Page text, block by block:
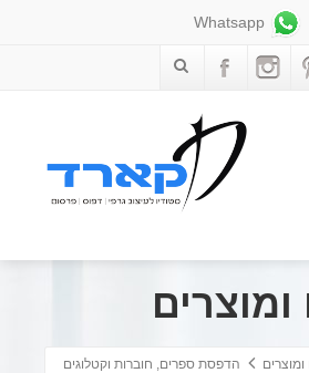
הדפסת ספרים, חוברות וקטלוגים